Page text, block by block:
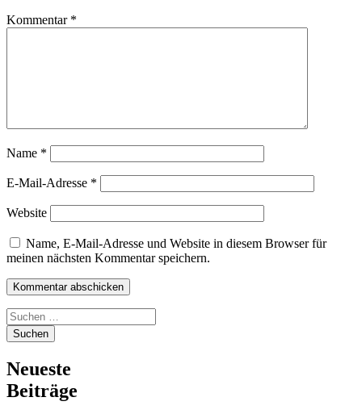
Kommentar *
Name *
E-Mail-Adresse *
Website
Name, E-Mail-Adresse und Website in diesem Browser für
meinen nächsten Kommentar speichern.
Suchen
nach:
Neueste
Beiträge